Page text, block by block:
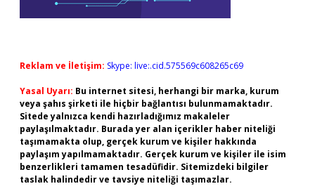
Reklam ve İletişim: Skype: live:.cid.575569c608265c69
Yasal Uyarı: Bu internet sitesi, herhangi bir marka, kurum
veya şahıs şirketi ile hiçbir bağlantısı bulunmamaktadır.
Sitede yalnızca kendi hazırladığımız makaleler
paylaşılmaktadır. Burada yer alan içerikler haber niteliği
taşımamakta olup, gerçek kurum ve kişiler hakkında
paylaşım yapılmamaktadır. Gerçek kurum ve kişiler ile isim
benzerlikleri tamamen tesadüfidir. Sitemizdeki bilgiler
taslak halindedir ve tavsiye niteliği taşımazlar.